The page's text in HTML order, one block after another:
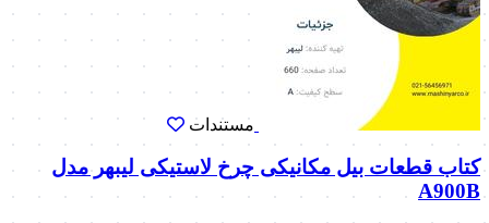
مستندات
کتاب قطعات بیل مکانیکی چرخ لاستیکی لیبهر مدل
A900B